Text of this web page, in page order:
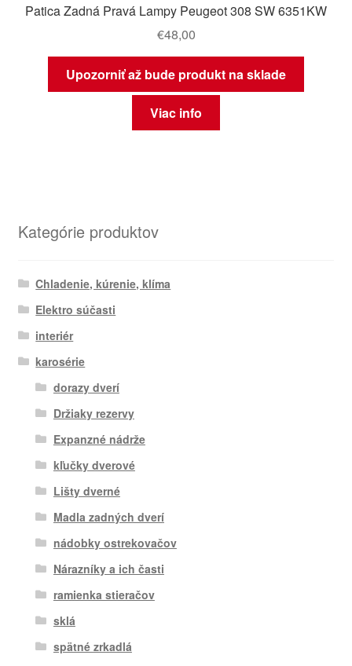
Patica Zadná Pravá Lampy Peugeot 308 SW 6351KW
€48,00
Upozorniť až bude produkt na sklade
Viac info
Kategórie produktov
Chladenie, kúrenie, klíma
Elektro súčasti
interiér
karosérie
dorazy dverí
Držiaky rezervy
Expanzné nádrže
kľučky dverové
Lišty dverné
Madla zadných dverí
nádobky ostrekovačov
Nárazníky a ich časti
ramienka stieračov
sklá
spätné zrkadlá